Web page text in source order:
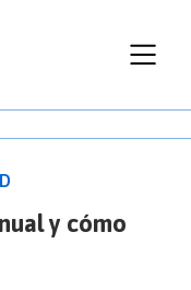
y cómo